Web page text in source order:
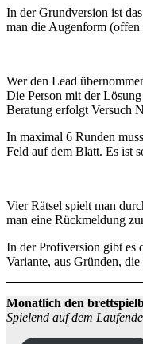
In der Grundversion ist
man die Augenform (offen
Wer den Lead
Die Person mit der
Beratung erfolgt Versuch
In maximal 6 Runden
Feld auf dem Blatt. Es ist
Vier Rätsel spielt man
man eine Rückmeldung
In der Profiversion gibt es
Variante, aus Gründen,
Monatlich den
Spielend auf dem